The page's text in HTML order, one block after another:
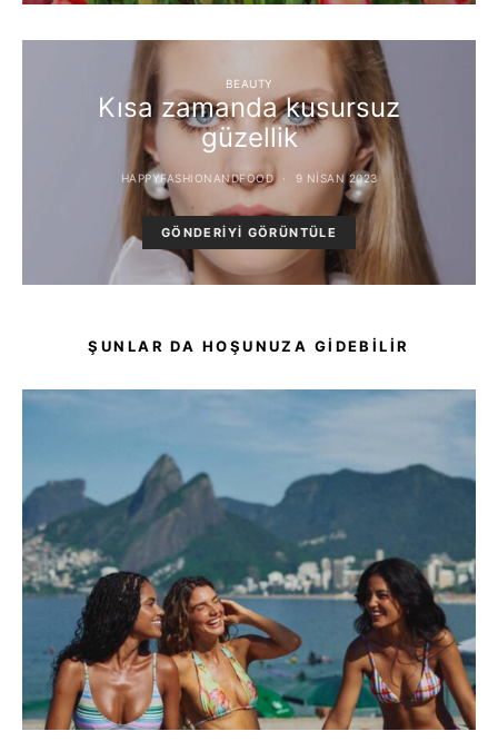
BEAUTY
Kısa zamanda kusursuz
güzellik
HAPPYFASHIONANDFOOD 9 NISAN 2023
GÖNDERIYI GÖRÜNTÜLE
ŞUNLAR DA HOŞUNUZA GIDEBILIR